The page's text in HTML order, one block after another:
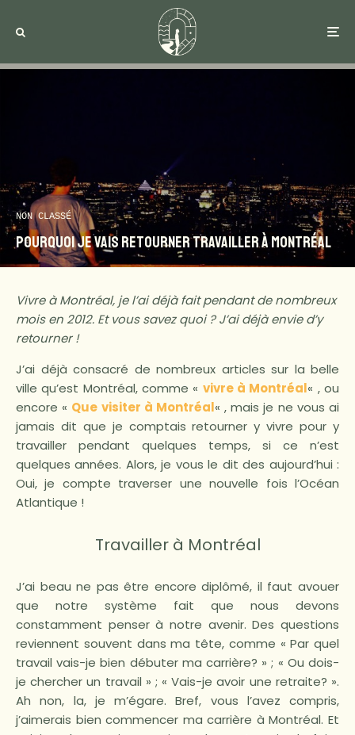
NON CLASSÉ
Pourquoi je vais retourner travailler à Montréal
Vivre à Montréal, je l’ai déjà fait pendant de nombreux
mois en 2012. Et vous savez quoi ? J’ai déjà envie d’y
retourner !
J’ai déjà consacré de nombreux articles sur la belle
ville qu’est Montréal, comme « vivre à Montréal« , ou
encore « Que visiter à Montréal« , mais je ne vous ai
jamais dit que je comptais retourner y vivre pour y
travailler pendant quelques temps, si ce n’est
quelques années. Alors, je vous le dit des aujourd’hui :
Oui, je compte traverser une nouvelle fois l’Océan
Atlantique !
Travailler à Montréal
J’ai beau ne pas être encore diplômé, il faut avouer
que notre système fait que nous devons
constamment penser à notre avenir. Des questions
reviennent souvent dans ma tête, comme « Par quel
travail vais-je bien débuter ma carrière? » ; « Ou dois-
je chercher un travail » ; « Vais-je avoir une retraite? ».
Ah non, la, je m’égare. Bref, vous l’avez compris,
j’aimerais bien commencer ma carrière à Montréal. Et